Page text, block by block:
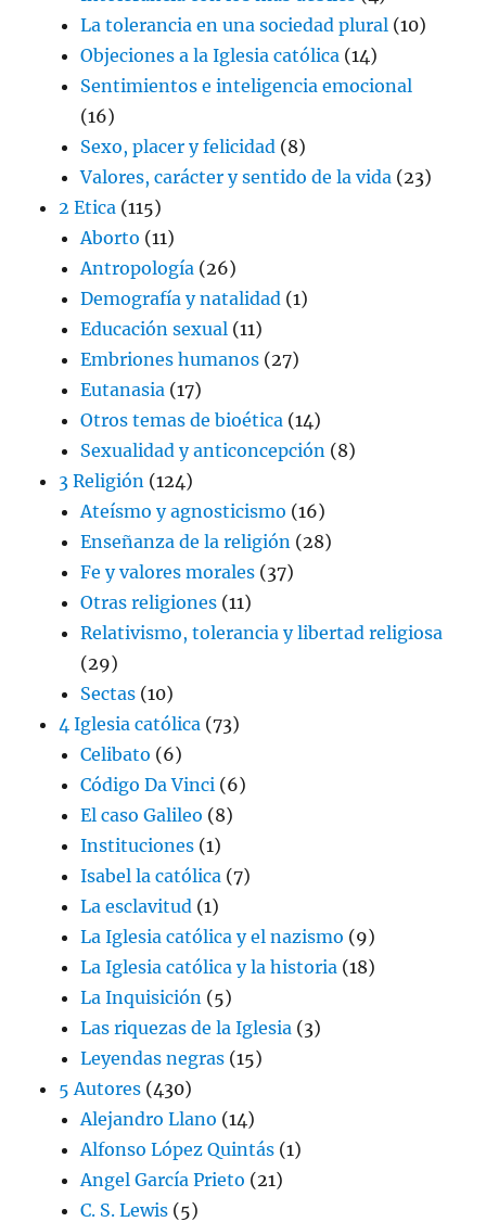
La tolerancia en una sociedad plural (10)
Objeciones a la Iglesia católica (14)
Sentimientos e inteligencia emocional
(16)
Sexo, placer y felicidad (8)
Valores, carácter y sentido de la vida (23)
2 Etica (115)
Aborto (11)
Antropología (26)
Demografía y natalidad (1)
Educación sexual (11)
Embriones humanos (27)
Eutanasia (17)
Otros temas de bioética (14)
Sexualidad y anticoncepción (8)
3 Religión (124)
Ateísmo y agnosticismo (16)
Enseñanza de la religión (28)
Fe y valores morales (37)
Otras religiones (11)
Relativismo, tolerancia y libertad religiosa
(29)
Sectas (10)
4 Iglesia católica (73)
Celibato (6)
Código Da Vinci (6)
El caso Galileo (8)
Instituciones (1)
Isabel la católica (7)
La esclavitud (1)
La Iglesia católica y el nazismo (9)
La Iglesia católica y la historia (18)
La Inquisición (5)
Las riquezas de la Iglesia (3)
Leyendas negras (15)
5 Autores (430)
Alejandro Llano (14)
Alfonso López Quintás (1)
Angel García Prieto (21)
C. S. Lewis (5)